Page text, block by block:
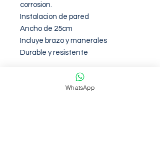
corrosion.
Instalacion de pared
Ancho de 25cm
Incluye brazo y manerales
Durable y resistente
Garantia de 6 meses contra
WhatsApp